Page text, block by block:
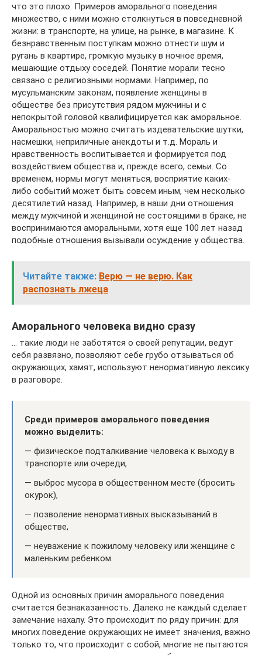
что это плохо. Примеров аморального поведения
множество, с ними можно столкнуться в повседневной
жизни: в транспорте, на улице, на рынке, в магазине. К
безнравственным поступкам можно отнести шум и
ругань в квартире, громкую музыку в ночное время,
мешающие отдыху соседей. Понятие морали тесно
связано с религиозными нормами. Например, по
мусульманским законам, появление женщины в
обществе без присутствия рядом мужчины и с
непокрытой головой квалифицируется как аморальное.
Аморальностью можно считать издевательские шутки,
насмешки, неприличные анекдоты и т.д. Мораль и
нравственность воспитывается и формируется под
воздействием общества и, прежде всего, семьи. Со
временем, нормы могут меняться, восприятие каких-
либо событий может быть совсем иным, чем несколько
десятилетий назад. Например, в наши дни отношения
между мужчиной и женщиной не состоящими в браке, не
воспринимаются аморальными, хотя еще 100 лет назад
подобные отношения вызывали осуждение у общества.
Читайте также: Верю — не верю. Как
распознать лжеца
Аморального человека видно сразу
… такие люди не заботятся о своей репутации, ведут
себя развязно, позволяют себе грубо отзываться об
окружающих, хамят, используют ненормативную лексику
в разговоре.
Среди примеров аморального поведения
можно выделить:
— физическое подталкивание человека к выходу в
транспорте или очереди,
— выброс мусора в общественном месте (бросить
окурок),
— позволение ненормативных высказываний в
обществе,
— неуважение к пожилому человеку или женщине с
маленьким ребенком.
Одной из основных причин аморального поведения
считается безнаказанность. Далеко не каждый сделает
замечание нахалу. Это происходит по ряду причин: для
многих поведение окружающих не имеет значения, важно
только то, что происходит с собой, многие не пытаются